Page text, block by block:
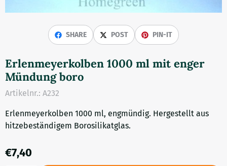
SHARE POST PIN-IT
Erlenmeyerkolben 1000 ml mit enger
Mündung boro
Artikelnr.: A232
Erlenmeyerkolben 1000 ml, engmündig. Hergestellt aus
hitzebeständigem Borosilikatglas.
€7,40